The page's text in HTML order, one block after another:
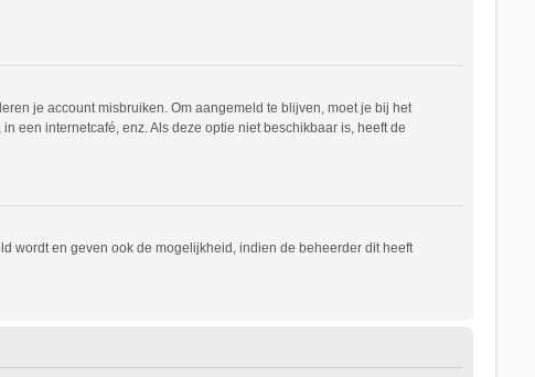
je account misbruiken. Om aangemeld te blijven, moet je bij het
een internetcafé, enz. Als deze optie niet beschikbaar is, heeft de
wordt en geven ook de mogelijkheid, indien de beheerder dit heeft